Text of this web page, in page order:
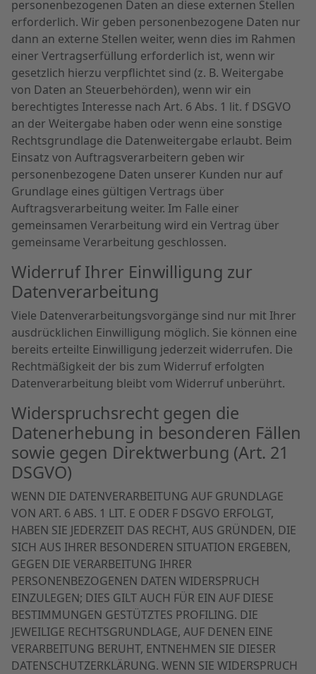
personenbezogenen Daten an diese externen Stellen
erforderlich. Wir geben personenbezogene Daten nur
dann an externe Stellen weiter, wenn dies im Rahmen
einer Vertragserfüllung erforderlich ist, wenn wir
gesetzlich hierzu verpflichtet sind (z. B. Weitergabe
von Daten an Steuerbehörden), wenn wir ein
berechtigtes Interesse nach Art. 6 Abs. 1 lit. f DSGVO
an der Weitergabe haben oder wenn eine sonstige
Rechtsgrundlage die Datenweitergabe erlaubt. Beim
Einsatz von Auftragsverarbeitern geben wir
personenbezogene Daten unserer Kunden nur auf
Grundlage eines gültigen Vertrags über
Auftragsverarbeitung weiter. Im Falle einer
gemeinsamen Verarbeitung wird ein Vertrag über
gemeinsame Verarbeitung geschlossen.
Widerruf Ihrer Einwilligung zur
Datenverarbeitung
Viele Datenverarbeitungsvorgänge sind nur mit Ihrer
ausdrücklichen Einwilligung möglich. Sie können eine
bereits erteilte Einwilligung jederzeit widerrufen. Die
Rechtmäßigkeit der bis zum Widerruf erfolgten
Datenverarbeitung bleibt vom Widerruf unberührt.
Widerspruchsrecht gegen die
Datenerhebung in besonderen Fällen
sowie gegen Direktwerbung (Art. 21
DSGVO)
WENN DIE DATENVERARBEITUNG AUF GRUNDLAGE
VON ART. 6 ABS. 1 LIT. E ODER F DSGVO ERFOLGT,
HABEN SIE JEDERZEIT DAS RECHT, AUS GRÜNDEN, DIE
SICH AUS IHRER BESONDEREN SITUATION ERGEBEN,
GEGEN DIE VERARBEITUNG IHRER
PERSONENBEZOGENEN DATEN WIDERSPRUCH
EINZULEGEN; DIES GILT AUCH FÜR EIN AUF DIESE
BESTIMMUNGEN GESTÜTZTES PROFILING. DIE
JEWEILIGE RECHTSGRUNDLAGE, AUF DENEN EINE
VERARBEITUNG BERUHT, ENTNEHMEN SIE DIESER
DATENSCHUTZERKLÄRUNG. WENN SIE WIDERSPRUCH